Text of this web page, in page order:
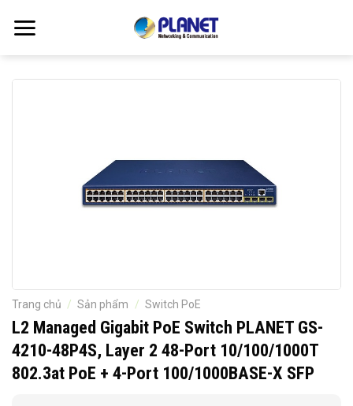
Trang chủ / Sản phẩm / Switch PoE
L2 Managed Gigabit PoE Switch PLANET GS-
4210-48P4S, Layer 2 48-Port 10/100/1000T
802.3at PoE + 4-Port 100/1000BASE-X SFP